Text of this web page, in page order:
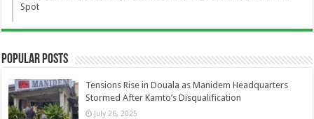
Spot
Popular Posts
Tensions Rise in Douala as Manidem Headquarters
Stormed After Kamto’s Disqualification
July 26, 2025